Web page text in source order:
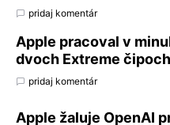
pridaj komentár
Apple pracoval v
dvoch Extreme
pridaj komentár
Apple žaluje OpenAI